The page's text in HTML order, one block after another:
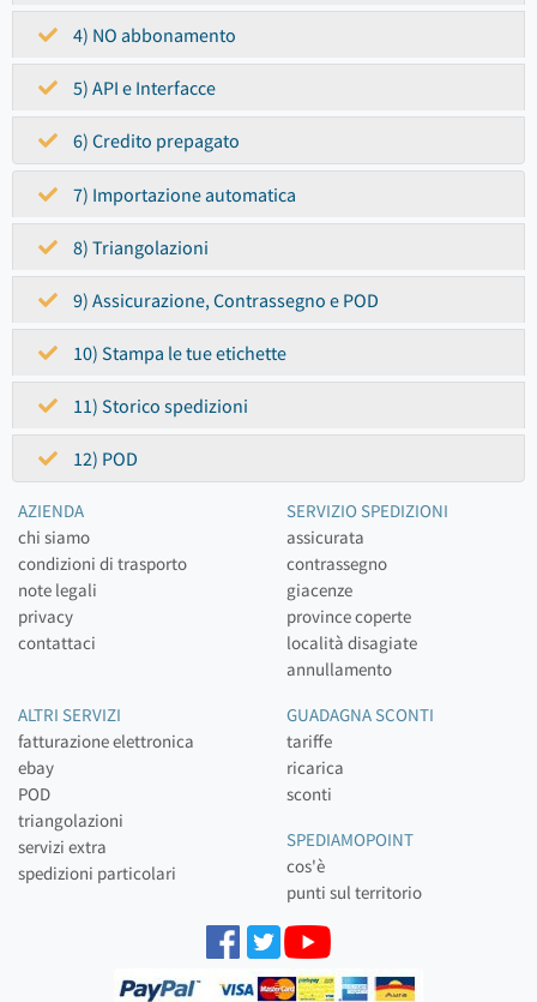
4) NO abbonamento
5) API e Interfacce
6) Credito prepagato
7) Importazione automatica
8) Triangolazioni
9) Assicurazione, Contrassegno e POD
10) Stampa le tue etichette
11) Storico spedizioni
12) POD
AZIENDA
chi siamo
condizioni di trasporto
note legali
privacy
contattaci
SERVIZIO SPEDIZIONI
assicurata
contrassegno
giacenze
province coperte
località disagiate
annullamento
ALTRI SERVIZI
fatturazione elettronica
ebay
POD
triangolazioni
servizi extra
spedizioni particolari
GUADAGNA SCONTI
tariffe
ricarica
sconti
SPEDIAMOPOINT
cos'è
punti sul territorio